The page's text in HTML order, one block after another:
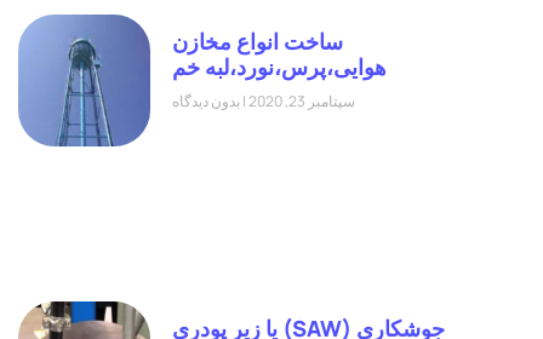
ساخت انواع مخازن
هوایی،پرس،نورد،لبه خم
سپتامبر 23, 2020 بدون دیدگاه
جوشکاری (SAW) یا زیر پودری